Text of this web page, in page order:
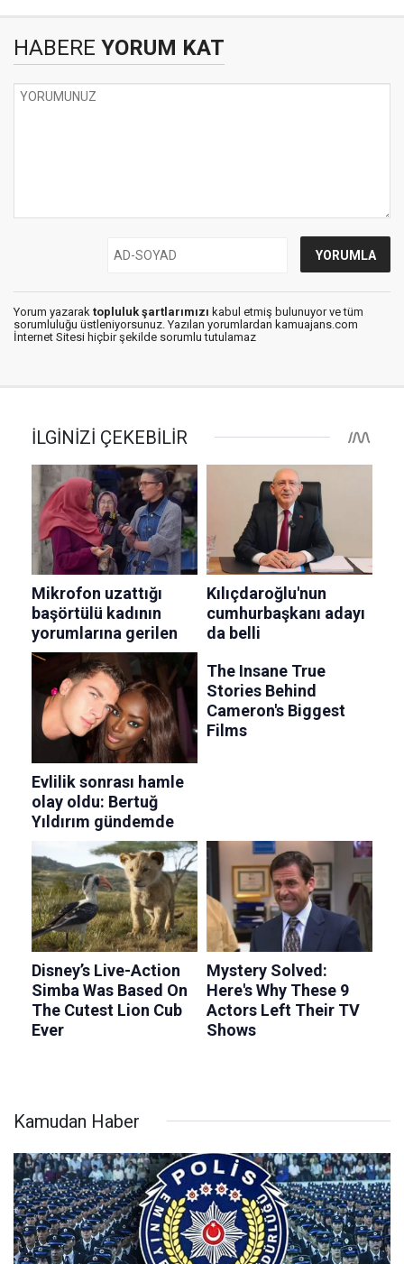
HABERE YORUM KAT
Yorum yazarak topluluk şartlarımızı kabul etmiş bulunuyor ve tüm
sorumluluğu üstleniyorsunuz. Yazılan yorumlardan kamuajans.com
İnternet Sitesi hiçbir şekilde sorumlu tutulamaz
Kamudan Haber